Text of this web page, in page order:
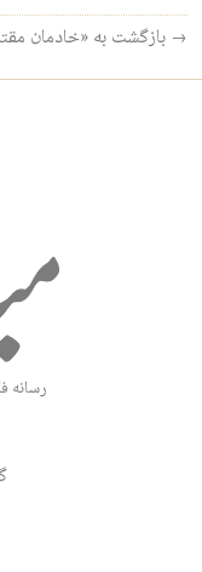
→ بازگشت به «خادمان
رسانه